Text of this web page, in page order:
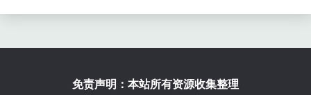
免责声明：本站所有资源收集整理